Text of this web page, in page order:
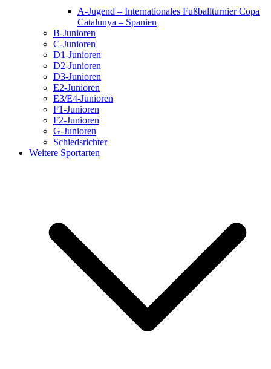
A-Jugend – Internationales Fußballturnier Copa
Catalunya – Spanien
B-Junioren
C-Junioren
D1-Junioren
D2-Junioren
D3-Junioren
E2-Junioren
E3/E4-Junioren
F1-Junioren
F2-Junioren
G-Junioren
Schiedsrichter
Weitere Sportarten